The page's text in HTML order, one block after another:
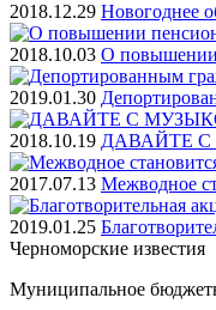
2018.12.29 Новогоднее
2018.10.03 О повышении
2019.01.30
2018.10.19 ДАВАЙТЕ
2017.07.13 Межводное
2019.01.25
Черноморские известия
Муниципальное